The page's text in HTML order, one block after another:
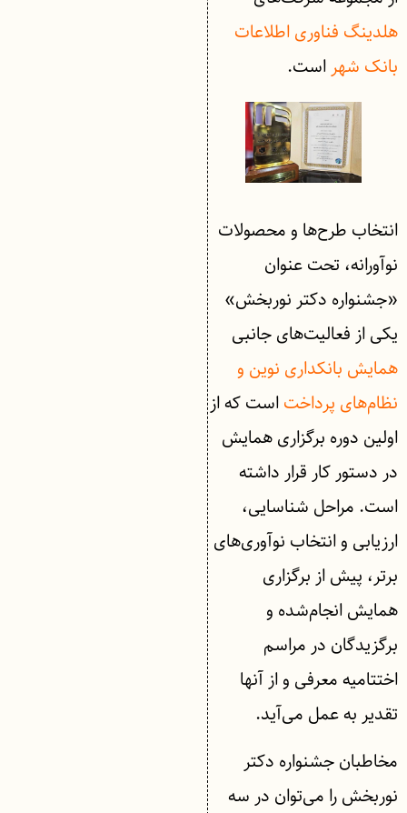
هلدینگ فناوری اطلاعات
بانک شهراست.
انتخاب طرح‌ها و محصولات
نوآورانه، تحت عنوان
«جشنواره دکتر نوربخش»
یکی از فعالیت‌های جانبی
همایش بانکداری نوین و
نظام‌های پرداختاست که از
اولین دوره برگزاری همایش
در دستور کار قرار داشته
است. مراحل شناسایی،
ارزیابی و انتخاب نوآوری‌های
برتر، پیش از برگزاری
همایش انجام‌شده و
برگزیدگان در مراسم
اختتامیه معرفی و از آنها
تقدیر به عمل می‌آید.
مخاطبان جشنواره دکتر
نوربخش را می‌توان در سه